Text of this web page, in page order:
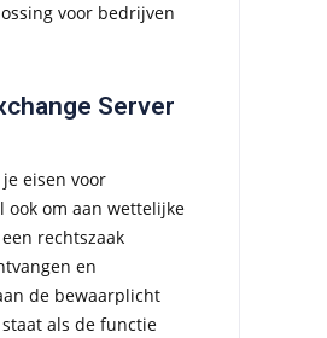
voor bedrijven
Server
eisen voor
ook om aan wettelijke
rechtszaak
en
de bewaarplicht
als de functie